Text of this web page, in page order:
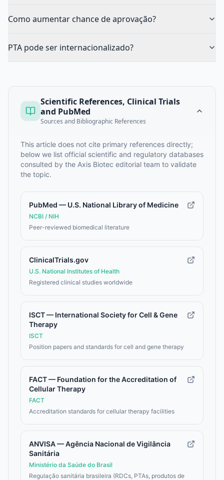
Como aumentar chance de aprovação?
PTA pode ser internacionalizado?
Scientific References, Clinical Trials
and PubMed
Sources and Bibliographic References
This article does not cite primary references directly;
below we list official scientific and regulatory databases
consulted by the Axis Biotec editorial team to validate
the topic.
PubMed — U.S. National Library of Medicine
NCBI / NIH
Peer-reviewed biomedical literature
ClinicalTrials.gov
U.S. National Institutes of Health
Registered clinical studies worldwide
ISCT — International Society for Cell & Gene
Therapy
ISCT
Position papers and standards for cell and gene therapy
FACT — Foundation for the Accreditation of
Cellular Therapy
FACT
Accreditation standards for cellular therapy facilities
ANVISA — Agência Nacional de Vigilância
Sanitária
Ministério da Saúde do Brasil
Regulação sanitária brasileira (RDCs, PTAs, produtos de